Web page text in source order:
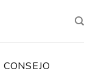
CONSEJO